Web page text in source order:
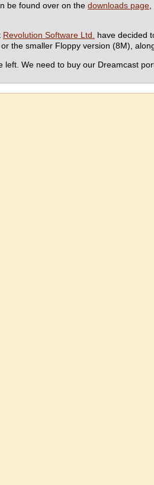
be found over on the downloads page
Revolution Software Ltd.
have decided
the smaller Floppy version (8M),
We need to buy our Dreamcast